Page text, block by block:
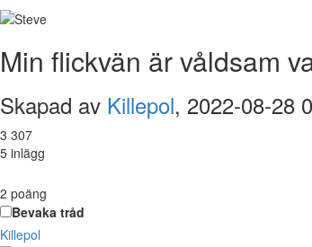
Min flickvän är våldsam
Skapad av Killepol, 2022-08-28
3 307
5 inlägg
2 poäng
Bevaka tråd
Killepol